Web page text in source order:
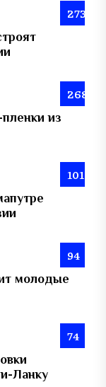
273
268
из
101
94
молодые
74
Ланку